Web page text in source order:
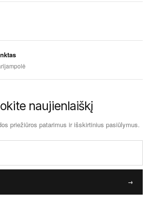
naujienlaiškį
priežiūros patarimus ir išskirtinius pasiūlymus.
→